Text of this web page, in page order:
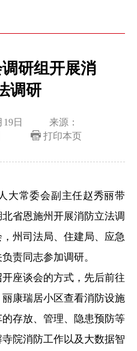
研组开展消
调研
日
来源：
打印本页
大常委会副主任赵秀丽带
省恩施州开展消防立法调
州司法局、住建局、应急
责同志参加调研。
座谈会的方式，先后前往
康瑞居小区查看消防设施
存放、管理、隐患预防等
院消防工作以及大数据智